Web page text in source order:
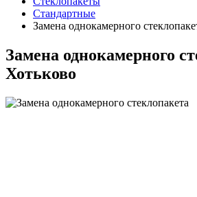
Стандартные
Замена однокамерного
Замена однокамерного
Хотьково